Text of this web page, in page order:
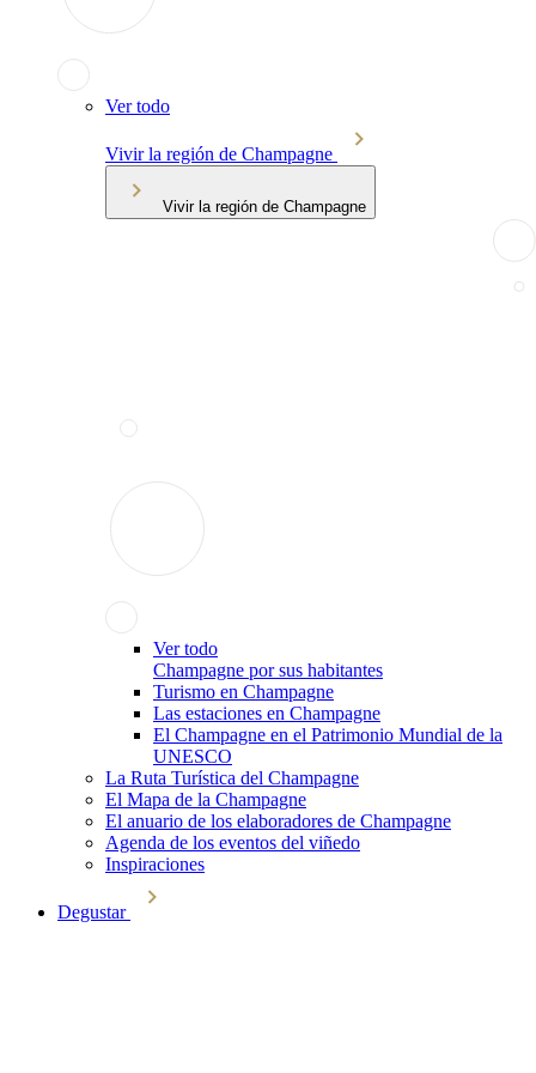
Ver todo
Vivir la región de Champagne
Vivir la región de Champagne
Ver todo
Champagne por sus habitantes
Turismo en Champagne
Las estaciones en Champagne
El Champagne en el Patrimonio Mundial de la
UNESCO
La Ruta Turística del Champagne
El Mapa de la Champagne
El anuario de los elaboradores de Champagne
Agenda de los eventos del viñedo
Inspiraciones
Degustar